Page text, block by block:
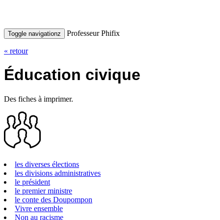
Toggle navigationz Professeur Phifix
« retour
Éducation civique
Des fiches à imprimer.
les diverses élections
les divisions administratives
le président
le premier ministre
le conte des Doupompon
Vivre ensemble
Non au racisme